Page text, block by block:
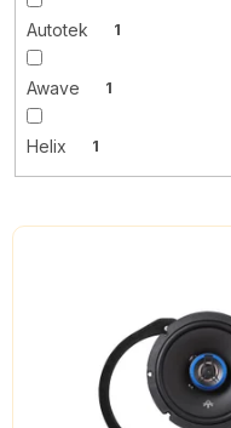
Autotek 1
Awave 1
Helix 1
V